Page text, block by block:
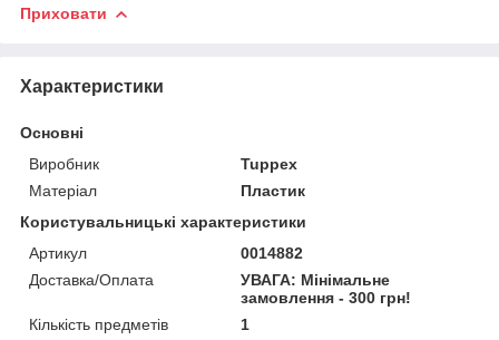
Приховати
Характеристики
Основні
Виробник
Tuppex
Матеріал
Пластик
Користувальницькі характеристики
Артикул
0014882
Доставка/Оплата
УВАГА: Мінімальне
замовлення - 300 грн!
Кількість предметів
1